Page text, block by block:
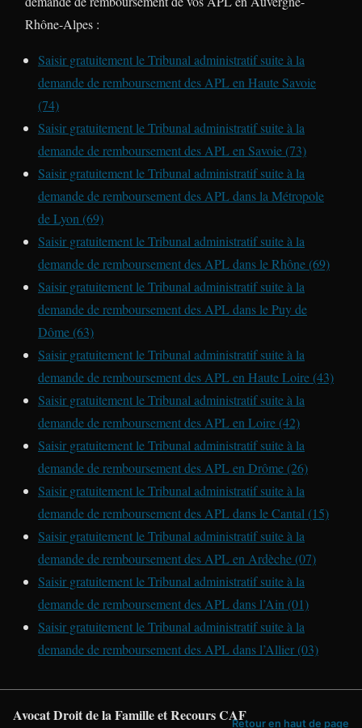
Rhône-Alpes :
Saisir gratuitement le Tribunal administratif suite à la
demande de remboursement des APL en Haute Savoie
(74)
Saisir gratuitement le Tribunal administratif suite à la
demande de remboursement des APL en Savoie (73)
Saisir gratuitement le Tribunal administratif suite à la
demande de remboursement des APL dans la Métropole
de Lyon (69)
Saisir gratuitement le Tribunal administratif suite à la
demande de remboursement des APL dans le Rhône (69)
Saisir gratuitement le Tribunal administratif suite à la
demande de remboursement des APL dans le Puy de
Dôme (63)
Saisir gratuitement le Tribunal administratif suite à la
demande de remboursement des APL en Haute Loire (43)
Saisir gratuitement le Tribunal administratif suite à la
demande de remboursement des APL en Loire (42)
Saisir gratuitement le Tribunal administratif suite à la
demande de remboursement des APL en Drôme (26)
Saisir gratuitement le Tribunal administratif suite à la
demande de remboursement des APL dans le Cantal (15)
Saisir gratuitement le Tribunal administratif suite à la
demande de remboursement des APL en Ardèche (07)
Saisir gratuitement le Tribunal administratif suite à la
demande de remboursement des APL dans l’Ain (01)
Saisir gratuitement le Tribunal administratif suite à la
demande de remboursement des APL dans l’Allier (03)
Avocat Droit de la Famille et Recours CAFRetour en haut de page